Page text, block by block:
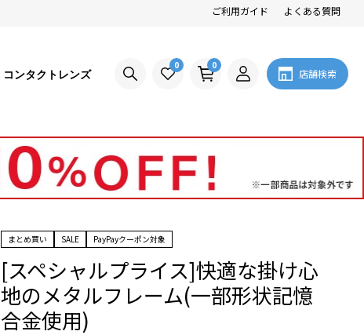
ご利用ガイド よくある質問
コンタクトレンズ
0 0
店舗検索
まとめ買い SALE PayPayクーポン対象
[スペシャルプライス]快適な掛け心
地のメタルフレーム(一部形状記憶
合金使用)